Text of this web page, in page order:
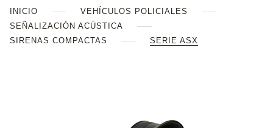
INICIO
VEHÍCULOS POLICIALES
SEÑALIZACIÓN ACÚSTICA
SIRENAS COMPACTAS
SERIE ASX